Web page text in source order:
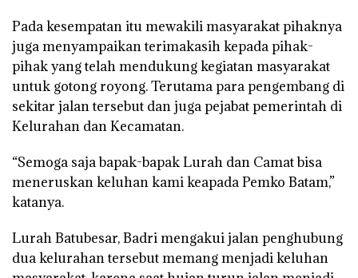
Pada kesempatan itu mewakili masyarakat pihaknya
juga menyampaikan terimakasih kepada pihak-
pihak yang telah mendukung kegiatan masyarakat
untuk gotong royong. Terutama para pengembang di
sekitar jalan tersebut dan juga pejabat pemerintah di
Kelurahan dan Kecamatan.
“Semoga saja bapak-bapak Lurah dan Camat bisa
meneruskan keluhan kami keapada Pemko Batam,”
katanya.
Lurah Batubesar, Badri mengakui jalan penghubung
dua kelurahan tersebut memang menjadi keluhan